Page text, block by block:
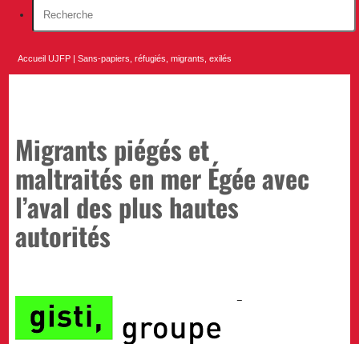
Accueil UJFP |Sans-papiers, réfugiés, migrants, exilés
Migrants piégés et
maltraités en mer Égée avec
l’aval des plus hautes
autorités